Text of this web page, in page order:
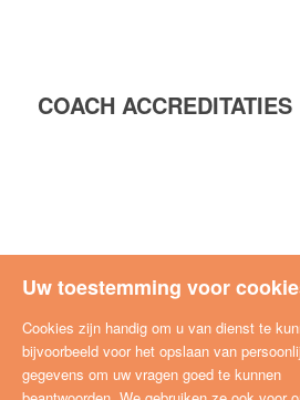
COACH ACCREDITATIES
Uw toestemming voor
Cookies zijn handig om u van dienst te
bijvoorbeeld voor het opslaan van
gegevens om uw vragen goed te kunnen